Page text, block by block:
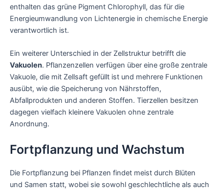
enthalten das grüne Pigment Chlorophyll, das für die
Energieumwandlung von Lichtenergie in chemische Energie
verantwortlich ist.
Ein weiterer Unterschied in der Zellstruktur betrifft die
Vakuolen. Pflanzenzellen verfügen über eine große zentrale
Vakuole, die mit Zellsaft gefüllt ist und mehrere Funktionen
ausübt, wie die Speicherung von Nährstoffen,
Abfallprodukten und anderen Stoffen. Tierzellen besitzen
dagegen vielfach kleinere Vakuolen ohne zentrale
Anordnung.
Fortpflanzung und Wachstum
Die Fortpflanzung bei Pflanzen findet meist durch Blüten
und Samen statt, wobei sie sowohl geschlechtliche als auch